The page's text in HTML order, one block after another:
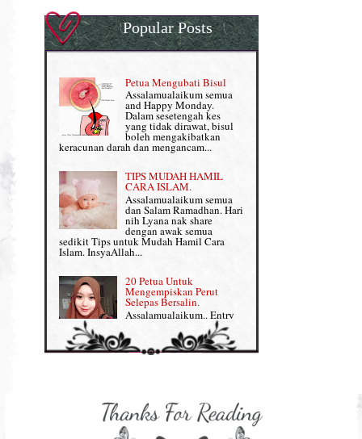
OSTEMATRIX
Pantang Larang dalam Pengambilan
Vitamin
Persediaan Haji & Umrah
Review Part 1: Shaklee bagus ke?
Review Part 2: Shaklee's Slimming Set
Review Part 3: Shaklee's Beauty Set
Senggugut dan Sindrom PMS
Set Berpantang Shaklee
Set Mighty Gems
Set Shaklee yang HOT SELLING
Shaklee Collagen Powder
Supplement Shaklee untuk Kanak-
Normal VS Czer
Pemakanan Semasa Hamil
Penyusuan Bayi
Perkembangan Minda Bayi
Supplement untuk Kehamilan
Popular Posts
Petua Mengubati Bisul
Assalamualaikum semua
and Happy Monday.
Dalam sesetengah kes
yang tidak dirawat, bisul
boleh mengakibatkan
keracunan darah dan mengancam...
TIPS MUDAH HAMIL
CARA ISLAM.
Assalamualaikum semua
dan Salam Ramadhan. Hari
nih Lyana nak share
dengan awak semua
sedikit Tips untuk Mudah Hamil Cara
Islam. InsyaAllah...
20 Petua Untuk
Mengempiskan Perut
Selepas Bersalin.
Assalamualaikum.. Entry
ini khusus Lyana share
dengan Mama-mama yang
baru lepas bersalin tengah berpantang tuu,
nak kembali kurus, flat da...
Untuk Bersalin Normal
Assalamualaikum semua :)
Entry kali nih Lyana nak